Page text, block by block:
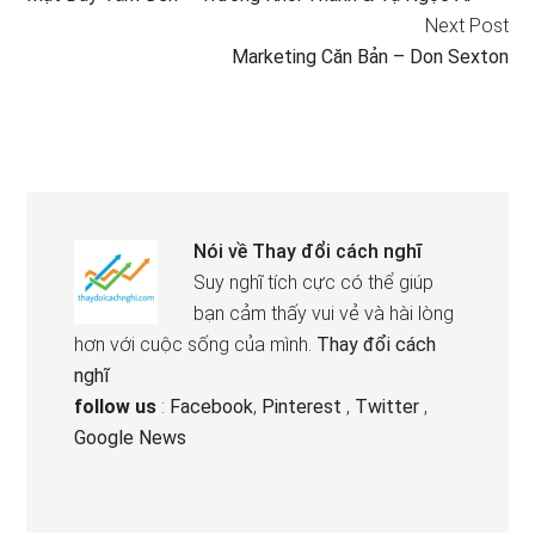
Next Post
Marketing Căn Bản – Don Sexton
Nói về Thay đổi cách nghĩ
Suy nghĩ tích cực có thể giúp
bạn cảm thấy vui vẻ và hài lòng
hơn với cuộc sống của mình. Thay đổi cách
nghĩ
follow us : Facebook, Pinterest , Twitter ,
Google News